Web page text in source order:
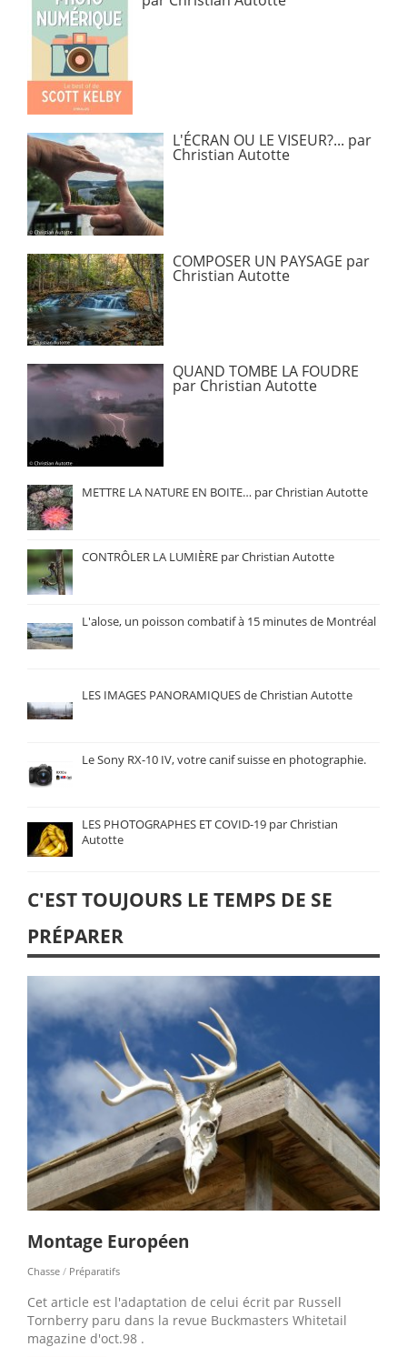
L'ÉCRAN OU LE VISEUR?... par
Christian Autotte
COMPOSER UN PAYSAGE par
Christian Autotte
QUAND TOMBE LA FOUDRE
par Christian Autotte
METTRE LA NATURE EN BOITE… par Christian Autotte
CONTRÔLER LA LUMIÈRE par Christian Autotte
L'alose, un poisson combatif à 15 minutes de Montréal
LES IMAGES PANORAMIQUES de Christian Autotte
Le Sony RX-10 IV, votre canif suisse en photographie.
LES PHOTOGRAPHES ET COVID-19 par Christian
Autotte
C'EST TOUJOURS LE TEMPS DE SE
PRÉPARER
Montage Européen
Chasse / Préparatifs
Cet article est l'adaptation de celui écrit par Russell
Tornberry paru dans la revue Buckmasters Whitetail
magazine d'oct.98 .